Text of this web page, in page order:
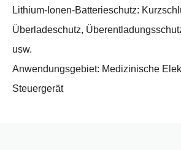
Lithium-Ionen-Batterieschutz:
Überladeschutz,
usw.
Anwendungsgebiet: Medizinische
Steuergerät